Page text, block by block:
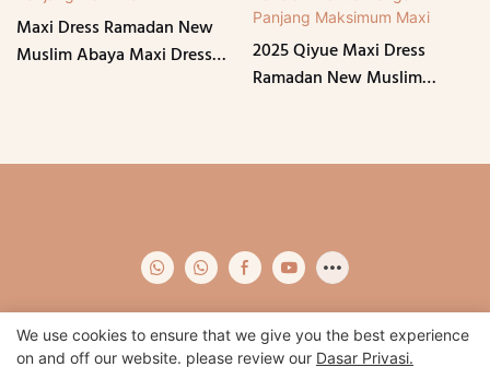
Maxi Dress Ramadan New
Muslim Abaya Maxi Dress
2025 Qiyue Maxi Dress
Ramadan New Muslim
Lengan Panjang Maksimum
Hak Cipta © 2024 Qidian -www.qidianapparel.com| Peta laman
We use cookies to ensure that we give you the best experience
on and off our website. please review our Dasar Privasi.